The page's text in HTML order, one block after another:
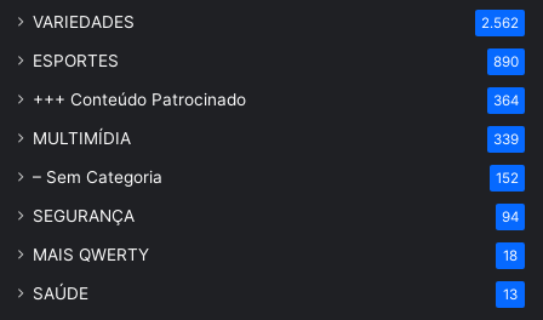
VARIEDADES 2.562
ESPORTES 890
+++ Conteúdo Patrocinado 364
MULTIMÍDIA 339
– Sem Categoria 152
SEGURANÇA 94
MAIS QWERTY 18
SAÚDE 13